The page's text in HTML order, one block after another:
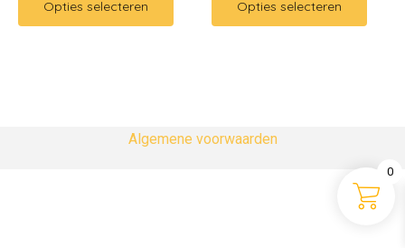
Opties selecteren Opties selecteren
Algemene voorwaarden
0